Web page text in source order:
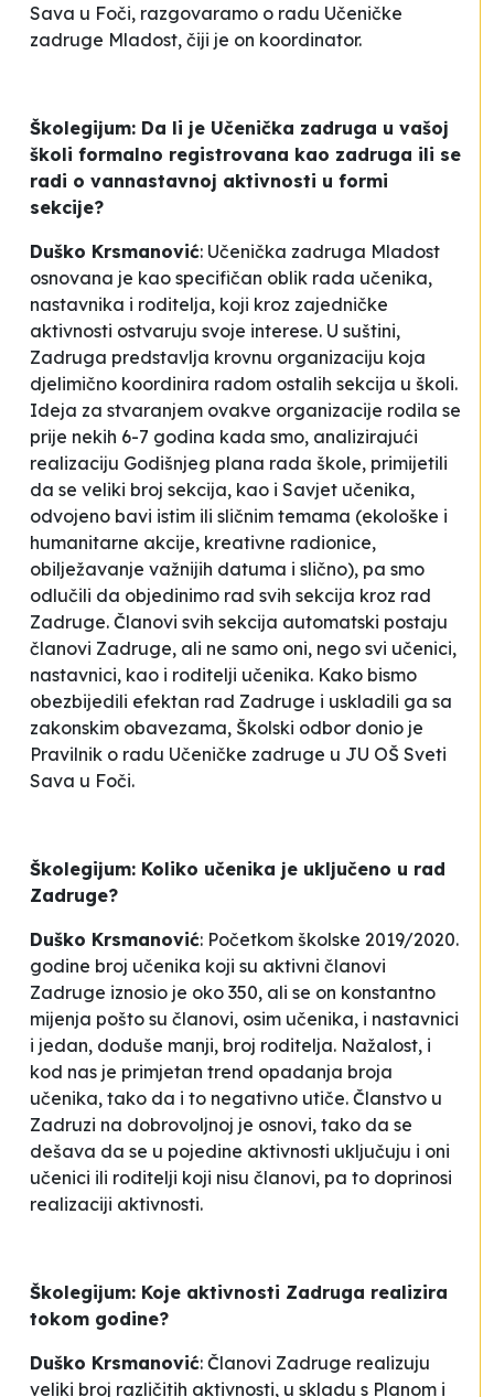
Sava u Foči, razgovaramo o radu Učeničke
zadruge Mladost, čiji je on koordinator.
Školegijum: Da li je Učenička zadruga u vašoj
školi formalno registrovana kao zadruga ili se
radi o vannastavnoj aktivnosti u formi
sekcije?
Duško Krsmanović: Učenička zadruga Mladost
osnovana je kao specifičan oblik rada učenika,
nastavnika i roditelja, koji kroz zajedničke
aktivnosti ostvaruju svoje interese. U suštini,
Zadruga predstavlja krovnu organizaciju koja
djelimično koordinira radom ostalih sekcija u školi.
Ideja za stvaranjem ovakve organizacije rodila se
prije nekih 6-7 godina kada smo, analizirajući
realizaciju Godišnjeg plana rada škole, primijetili
da se veliki broj sekcija, kao i Savjet učenika,
odvojeno bavi istim ili sličnim temama (ekološke i
humanitarne akcije, kreativne radionice,
obilježavanje važnijih datuma i slično), pa smo
odlučili da objedinimo rad svih sekcija kroz rad
Zadruge. Članovi svih sekcija automatski postaju
članovi Zadruge, ali ne samo oni, nego svi učenici,
nastavnici, kao i roditelji učenika. Kako bismo
obezbijedili efektan rad Zadruge i uskladili ga sa
zakonskim obavezama, Školski odbor donio je
Pravilnik o radu Učeničke zadruge u JU OŠ Sveti
Sava u Foči.
Školegijum: Koliko učenika je uključeno u rad
Zadruge?
Duško Krsmanović: Početkom školske 2019/2020.
godine broj učenika koji su aktivni članovi
Zadruge iznosio je oko 350, ali se on konstantno
mijenja pošto su članovi, osim učenika, i nastavnici
i jedan, doduše manji, broj roditelja. Nažalost, i
kod nas je primjetan trend opadanja broja
učenika, tako da i to negativno utiče. Članstvo u
Zadruzi na dobrovoljnoj je osnovi, tako da se
dešava da se u pojedine aktivnosti uključuju i oni
učenici ili roditelji koji nisu članovi, pa to doprinosi
realizaciji aktivnosti.
Školegijum: Koje aktivnosti Zadruga realizira
tokom godine?
Duško Krsmanović: Članovi Zadruge realizuju
veliki broj različitih aktivnosti, u skladu s Planom i